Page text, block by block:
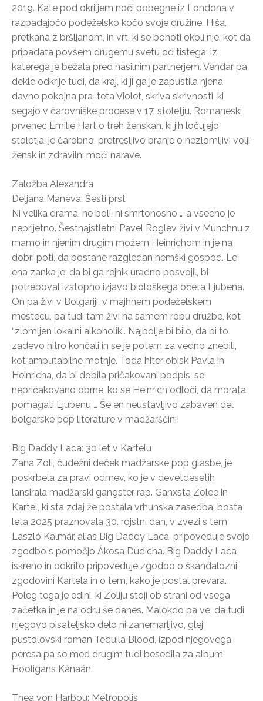
2019. Kate pod okriljem noči pobegne iz Londona v
razpadajočo podeželsko kočo svoje družine. Hiša,
pretkana z bršljanom, in vrt, ki se bohoti okoli nje, kot da
pripadata povsem drugemu svetu od tistega, iz
katerega je bežala pred nasilnim partnerjem. Vendar pa
dekle odkrije tudi, da kraj, ki ji ga je zapustila njena
davno pokojna pra-teta Violet, skriva skrivnosti, ki
segajo v čarovniške procese v 17. stoletju. Romaneski
prvenec Emilie Hart o treh ženskah, ki jih ločujejo
stoletja, je čarobno, pretresljivo branje o nezlomljivi volji
žensk in zdravilni moči narave.
Založba Alexandra
Deljana Maneva: Šesti prst
Ni velika drama, ne boli, ni smrtonosno … a vseeno je
neprijetno. Šestnajstletni Pavel Roglev živi v Münchnu z
mamo in njenim drugim možem Heinrichom in je na
dobri poti, da postane razgledan nemški gospod. Le
ena zanka je: da bi ga rejnik uradno posvojil, bi
potreboval izstopno izjavo biološkega očeta Ljubena.
On pa živi v Bolgariji, v majhnem podeželskem
mestecu, pa tudi tam živi na samem robu družbe, kot
“zlomljen lokalni alkoholik”. Najbolje bi bilo, da bi to
zadevo hitro končali in se je potem za vedno znebili,
kot amputabilne motnje. Toda hiter obisk Pavla in
Heinricha, da bi dobila pričakovani podpis, se
nepričakovano obrne, ko se Heinrich odloči, da morata
pomagati Ljubenu … Še en neustavljivo zabaven del
bolgarske pop literature v madžarščini!
Big Daddy Laca: 30 let v Kartelu
Zana Zoli, čudežni deček madžarske pop glasbe, je
poskrbela za pravi odmev, ko je v devetdesetih
lansirala madžarski gangster rap. Ganxsta Zolee in
Kartel, ki sta zdaj že postala vrhunska zasedba, bosta
leta 2025 praznovala 30. rojstni dan, v zvezi s tem
László Kalmár, alias Big Daddy Laca, pripoveduje svojo
zgodbo s pomočjo Ákosa Dudicha. Big Daddy Laca
iskreno in odkrito pripoveduje zgodbo o škandalozni
zgodovini Kartela in o tem, kako je postal prevara.
Poleg tega je edini, ki Zoliju stoji ob strani od vsega
začetka in je na odru še danes. Malokdo pa ve, da tudi
njegovo pisateljsko delo ni zanemarljivo, glej
pustolovski roman Tequila Blood, izpod njegovega
peresa pa so med drugim tudi besedila za album
Hooligans Kánaán.
Thea von Harbou: Metropolis